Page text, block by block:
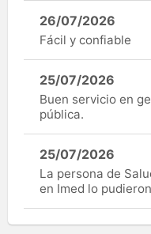
26/07/2026
Fácil y confiable
25/07/2026
Buen servicio en
pública.
25/07/2026
La persona de
en Imed lo